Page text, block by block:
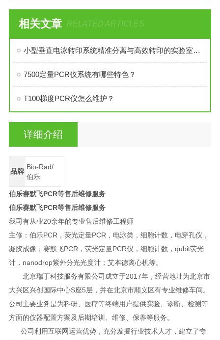
相关文章 RELATED ARTICLES
小型垂直电泳转印系统精准分离与高效转印的实验室设备
7500定量PCR仪系统有哪些特色？
T100梯度PCR仪怎么维护？
详细介绍
品牌
Bio-Rad/
伯乐
伯乐赛默飞PCR等售后维修服务
伯乐赛默飞PCR等售后维修服务
我司有从业20余年的专业售后维修工程师
主修：伯乐PCR，荧光定量PCR，电泳类，细胞计数，电穿孔仪，
凝胶成像；赛默飞PCR，荧光定量PCR仪，细胞计数，qubit荧光
计，nanodrop紫外分光光度计；艾本德离心机等。
北京瑞丁科技服务有限公司成立于2017年，经营地址为北京市
大兴区兴创国际中心S座5层，并在北京市顺义区有专业维修车间。
公司主要业务是为科研、医疗等终端用户提供实验、诊断、检测等
方面的仪器配置方案及后期培训、维修、保养等服务。
公司利用互联网运营优势，充分发掘行业技术人才，建立了专